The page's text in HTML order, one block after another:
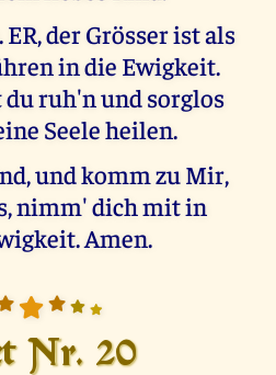
ER, der Grösser ist als
in die Ewigkeit.
ruh'n und sorglos
Seele heilen.
und komm zu Mir,
nimm' dich mit in
Amen.
Nr. 20